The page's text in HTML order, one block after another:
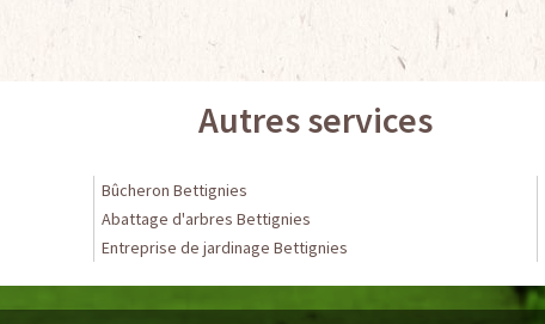
Autres services
Bûcheron Bettignies
Abattage d'arbres Bettignies
Entreprise de jardinage Bettignies